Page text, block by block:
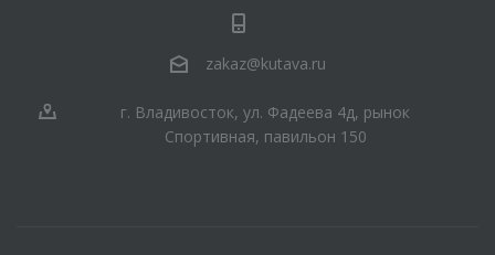
zakaz@kutava.ru
г. Владивосток, ул. Фадеева 4д, рынок
Спортивная, павильон 150